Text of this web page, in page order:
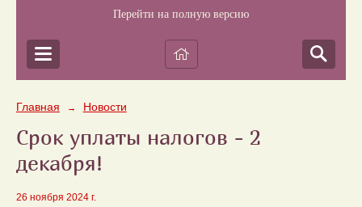
Перейти на полную версию
Главная → Новости
Срок уплаты налогов - 2
декабря!
26 ноября 2024 г.